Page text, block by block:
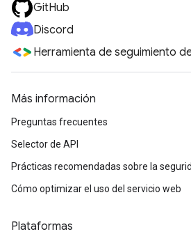
GitHub
Discord
Herramienta de seguimiento
Más información
Preguntas frecuentes
Selector de API
Prácticas recomendadas sobre la
Cómo optimizar el uso del servicio web
Plataformas